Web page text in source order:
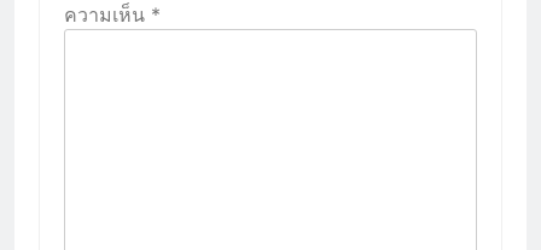
ความเห็น *